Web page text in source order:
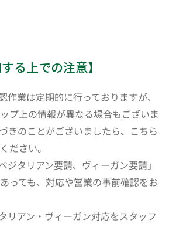
る上での注意】
作業は定期的に行っておりますが、
プ上の情報が異なる場合もございま
きのことがございましたら、こちら
ださい。
ジタリアン要請、ヴィーガン要請」
っても、対応や営業の事前確認をお
リアン・ヴィーガン対応をスタッフ